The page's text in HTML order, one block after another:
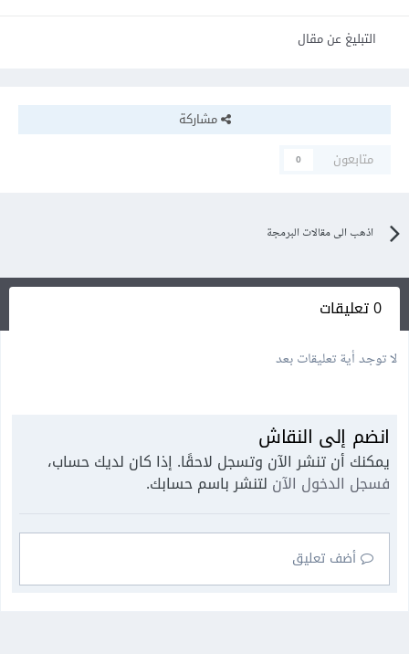
التبليغ عن مقال
مشاركة
متابعون
0
اذهب الى مقالات البرمجة
0 تعليقات
لا توجد أية تعليقات بعد
انضم إلى النقاش
يمكنك أن تنشر الآن وتسجل لاحقًا. إذا كان لديك حساب،
فسجل الدخول الآن لتنشر باسم حسابك.
أضف تعليق